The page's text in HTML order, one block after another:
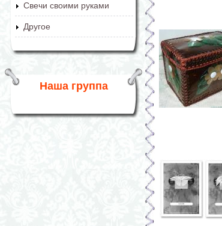
Свечи своими руками
Другое
Наша группа